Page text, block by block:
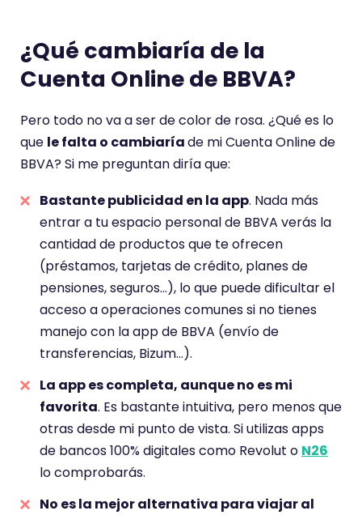
¿Qué cambiaría de la
Cuenta Online de BBVA?
Pero todo no va a ser de color de rosa. ¿Qué es lo
que le falta o cambiaríade mi Cuenta Online de
BBVA? Si me preguntan diría que:
Bastante publicidad en la app. Nada más
entrar a tu espacio personal de BBVA verás la
cantidad de productos que te ofrecen
(préstamos, tarjetas de crédito, planes de
pensiones, seguros…), lo que puede dificultar el
acceso a operaciones comunes si no tienes
manejo con la app de BBVA (envío de
transferencias, Bizum…).
La app es completa, aunque no es mi
favorita. Es bastante intuitiva, pero menos que
otras desde mi punto de vista. Si utilizas apps
de bancos 100% digitales como Revolut o N26
lo comprobarás.
No es la mejor alternativa para viajar al